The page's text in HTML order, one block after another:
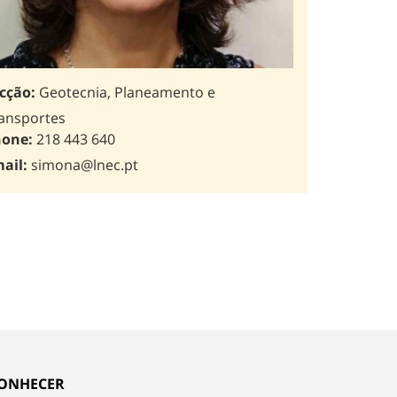
Geotecnia, Planeamento e
218 443 640
simona@lnec.pt